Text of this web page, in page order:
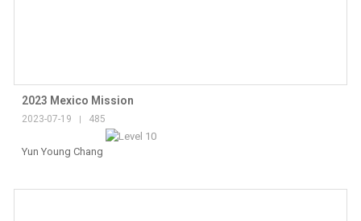
2023 Mexico Mission
2023-07-19 485
Yun Young Chang